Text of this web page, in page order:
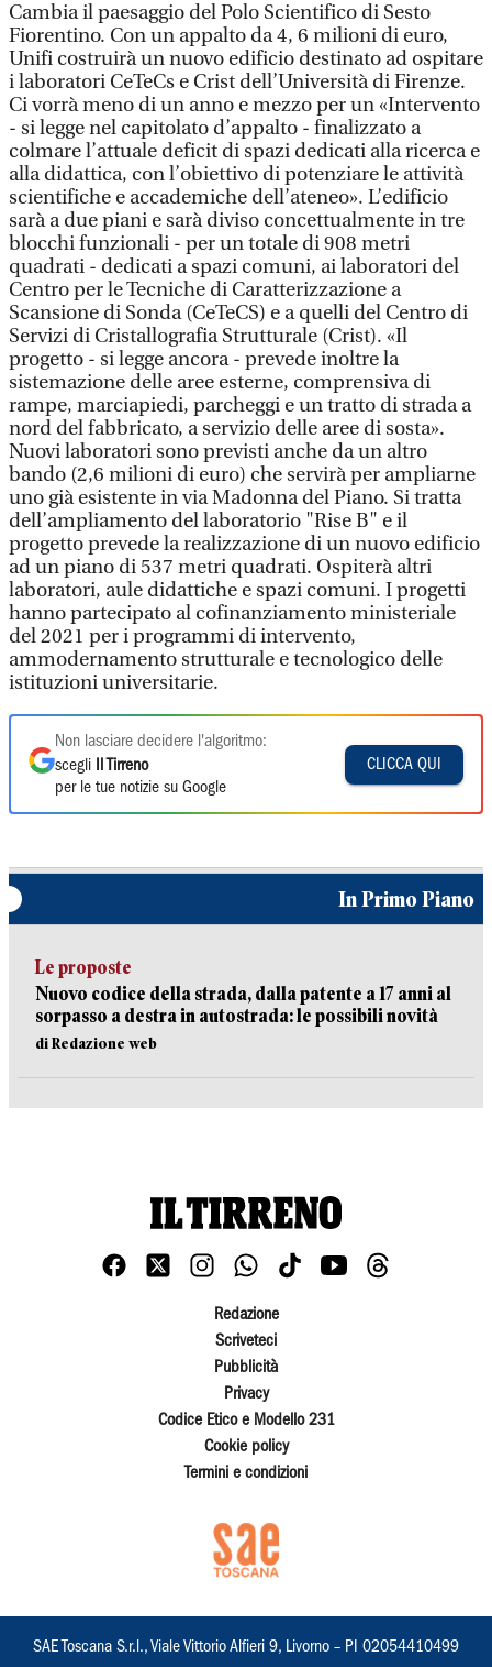
Cambia il paesaggio del Polo Scientifico di Sesto
Fiorentino. Con un appalto da 4, 6 milioni di euro,
Unifi costruirà un nuovo edificio destinato ad ospitare
i laboratori CeTeCs e Crist dell’Università di Firenze.
Ci vorrà meno di un anno e mezzo per un «Intervento
- si legge nel capitolato d’appalto - finalizzato a
colmare l’attuale deficit di spazi dedicati alla ricerca e
alla didattica, con l’obiettivo di potenziare le attività
scientifiche e accademiche dell’ateneo». L’edificio
sarà a due piani e sarà diviso concettualmente in tre
blocchi funzionali - per un totale di 908 metri
quadrati - dedicati a spazi comuni, ai laboratori del
Centro per le Tecniche di Caratterizzazione a
Scansione di Sonda (CeTeCS) e a quelli del Centro di
Servizi di Cristallografia Strutturale (Crist). «Il
progetto - si legge ancora - prevede inoltre la
sistemazione delle aree esterne, comprensiva di
rampe, marciapiedi, parcheggi e un tratto di strada a
nord del fabbricato, a servizio delle aree di sosta».
Nuovi laboratori sono previsti anche da un altro
bando (2,6 milioni di euro) che servirà per ampliarne
uno già esistente in via Madonna del Piano. Si tratta
dell’ampliamento del laboratorio "Rise B" e il
progetto prevede la realizzazione di un nuovo edificio
ad un piano di 537 metri quadrati. Ospiterà altri
laboratori, aule didattiche e spazi comuni. I progetti
hanno partecipato al cofinanziamento ministeriale
del 2021 per i programmi di intervento,
ammodernamento strutturale e tecnologico delle
istituzioni universitarie.
Non lasciare decidere l'algoritmo:
scegli
Il Tirreno
per le tue notizie su Google
CLICCA QUI
In Primo Piano
Le proposte
Nuovo codice della strada, dalla patente a 17 anni al
sorpasso a destra in autostrada: le possibili novità
di Redazione web
Redazione
Scriveteci
Pubblicità
Privacy
Codice Etico e Modello 231
Cookie policy
Termini e condizioni
SAE Toscana S.r.l., Viale Vittorio Alfieri 9, Livorno – PI 02054410499